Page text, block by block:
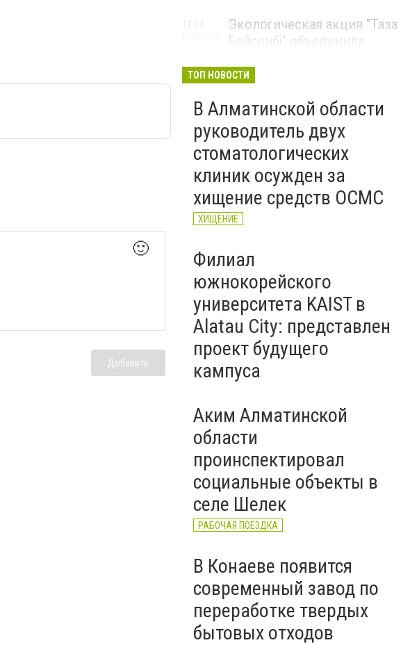
🙂
Добавить
Экологическая акция "Таза
Бейсенбі" объединила
Алматинской области
ТОП НОВОСТИ
В Алматинской области
руководитель двух
стоматологических
клиник осужден за
хищение средств ОСМС
ХИЩЕНИЕ
Филиал
южнокорейского
университета KAIST в
Alatau City: представлен
проект будущего
кампуса
Аким Алматинской
области
проинспектировал
социальные объекты в
селе Шелек
РАБОЧАЯ ПОЕЗДКА
В Конаеве появится
современный завод по
переработке твердых
бытовых отходов